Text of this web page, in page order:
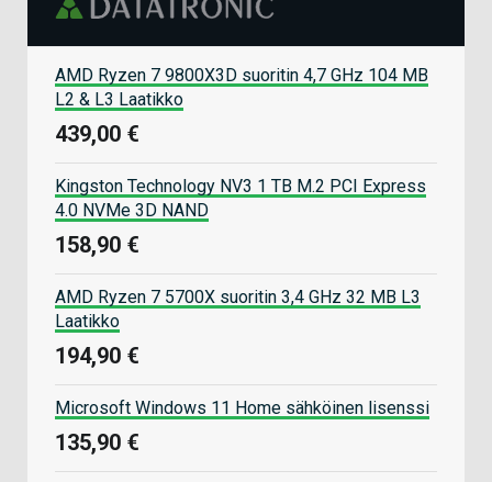
AMD Ryzen 7 9800X3D suoritin 4,7 GHz 104 MB
L2 & L3 Laatikko
439,00 €
Kingston Technology NV3 1 TB M.2 PCI Express
4.0 NVMe 3D NAND
158,90 €
AMD Ryzen 7 5700X suoritin 3,4 GHz 32 MB L3
Laatikko
194,90 €
Microsoft Windows 11 Home sähköinen lisenssi
135,90 €